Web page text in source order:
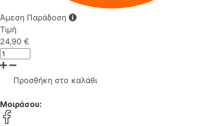
Άμεση Παράδοση
Τιμή
24,90 €
Προσθήκη στο καλάθι
Μοιράσου: